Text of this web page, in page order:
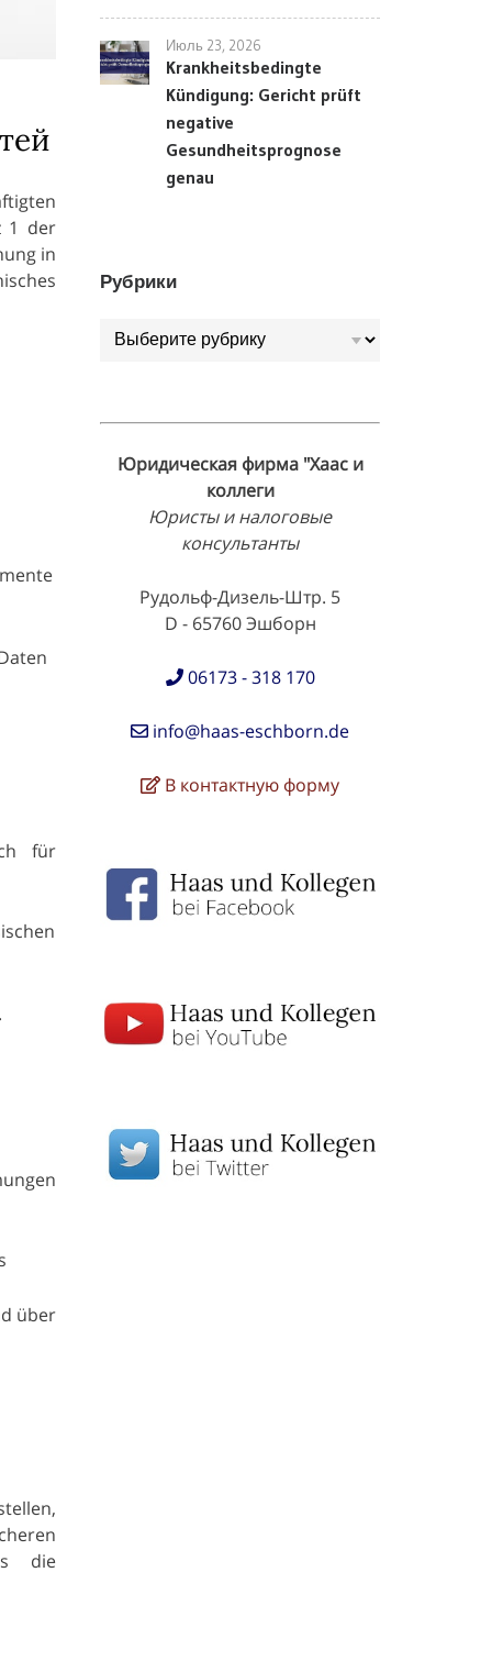
1 der
in
für
über
die
Июль 23, 2026
Krankheitsbedingte
Kündigung: Gericht prüft
negative
Gesundheitsprognose
genau
Рубрики
Рубрики
Юридическая фирма "Хаас и
коллеги
Юристы и налоговые
консультанты
Рудольф-Дизель-Штр. 5
D - 65760 Эшборн
06173 - 318 170
info@haas-eschborn.de
В контактную форму